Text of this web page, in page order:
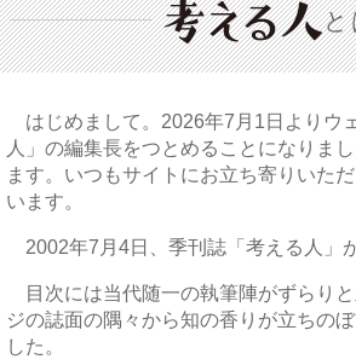
と
はじめまして。2026年7月1日よりウ
人」の編集長をつとめることになりま
ます。いつもサイトにお立ち寄りいた
います。
2002年7月4日、季刊誌「考える人」
目次には当代随一の執筆陣がずらり
ジの誌面の隅々から知の香りが立ちの
した。